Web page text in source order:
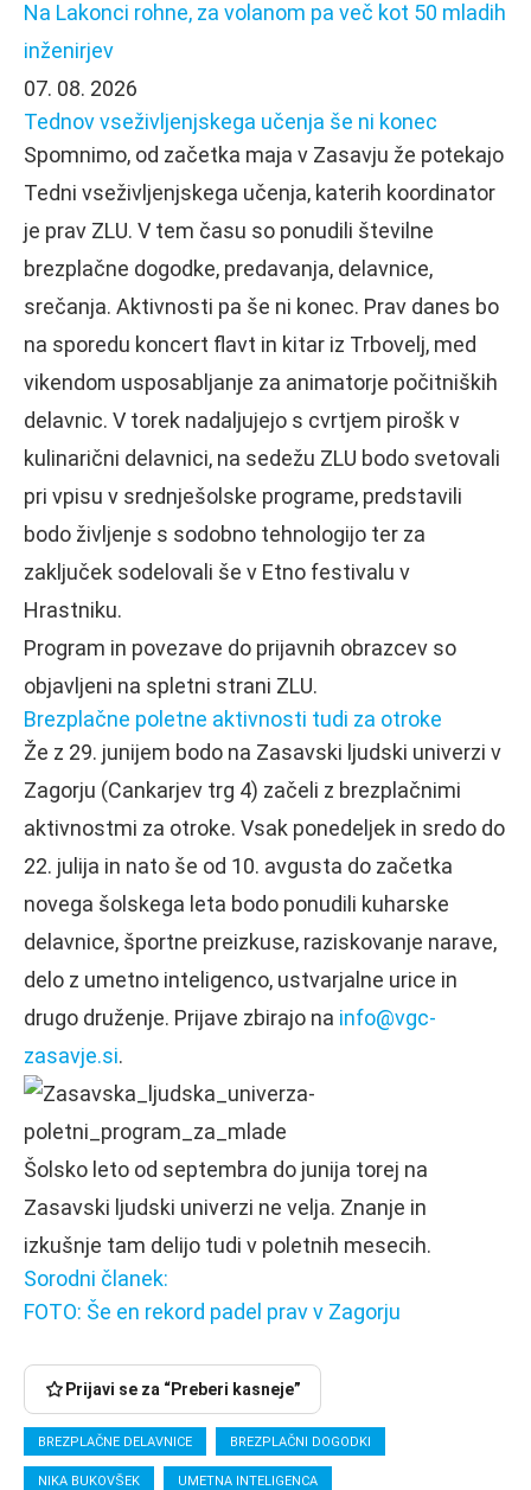
Na Lakonci rohne, za volanom pa več kot 50 mladih
inženirjev
07. 08. 2026
Tednov vseživljenjskega učenja še ni konec
Spomnimo, od začetka maja v Zasavju že potekajo
Tedni vseživljenjskega učenja, katerih koordinator
je prav ZLU. V tem času so ponudili številne
brezplačne dogodke, predavanja, delavnice,
srečanja. Aktivnosti pa še ni konec. Prav danes bo
na sporedu koncert flavt in kitar iz Trbovelj, med
vikendom usposabljanje za animatorje počitniških
delavnic. V torek nadaljujejo s cvrtjem pirošk v
kulinarični delavnici, na sedežu ZLU bodo svetovali
pri vpisu v srednješolske programe, predstavili
bodo življenje s sodobno tehnologijo ter za
zaključek sodelovali še v Etno festivalu v
Hrastniku.
Program in povezave do prijavnih obrazcev so
objavljeni na spletni strani ZLU.
Brezplačne poletne aktivnosti tudi za otroke
Že z 29. junijem bodo na Zasavski ljudski univerzi v
Zagorju (Cankarjev trg 4) začeli z brezplačnimi
aktivnostmi za otroke. Vsak ponedeljek in sredo do
22. julija in nato še od 10. avgusta do začetka
novega šolskega leta bodo ponudili kuharske
delavnice, športne preizkuse, raziskovanje narave,
delo z umetno inteligenco, ustvarjalne urice in
drugo druženje. Prijave zbirajo na info@vgc-
zasavje.si.
Šolsko leto od septembra do junija torej na
Zasavski ljudski univerzi ne velja. Znanje in
izkušnje tam delijo tudi v poletnih mesecih.
Sorodni članek:
FOTO: Še en rekord padel prav v Zagorju
Prijavi se za “Preberi kasneje”
BREZPLAČNE DELAVNICE BREZPLAČNI DOGODKI
NIKA BUKOVŠEK UMETNA INTELIGENCA